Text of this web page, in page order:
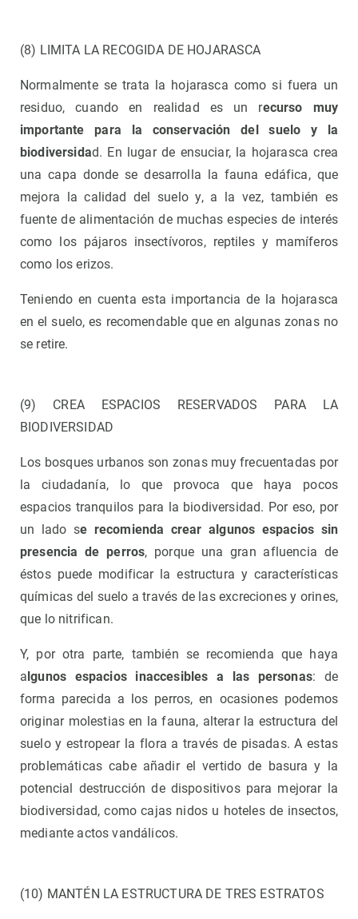
(8) LIMITA LA RECOGIDA DE HOJARASCA
Normalmente se trata la hojarasca como si fuera un
residuo, cuando en realidad es un recurso muy
importante para la conservación del suelo y la
biodiversidad. En lugar de ensuciar, la hojarasca crea
una capa donde se desarrolla la fauna edáfica, que
mejora la calidad del suelo y, a la vez, también es
fuente de alimentación de muchas especies de interés
como los pájaros insectívoros, reptiles y mamíferos
como los erizos.
Teniendo en cuenta esta importancia de la hojarasca
en el suelo, es recomendable que en algunas zonas no
se retire.
(9) CREA ESPACIOS RESERVADOS PARA LA
BIODIVERSIDAD
Los bosques urbanos son zonas muy frecuentadas por
la ciudadanía, lo que provoca que haya pocos
espacios tranquilos para la biodiversidad. Por eso, por
un lado se recomienda crear algunos espacios sin
presencia de perros, porque una gran afluencia de
éstos puede modificar la estructura y características
químicas del suelo a través de las excreciones y orines,
que lo nitrifican.
Y, por otra parte, también se recomienda que haya
algunos espacios inaccesibles a las personas: de
forma parecida a los perros, en ocasiones podemos
originar molestias en la fauna, alterar la estructura del
suelo y estropear la flora a través de pisadas. A estas
problemáticas cabe añadir el vertido de basura y la
potencial destrucción de dispositivos para mejorar la
biodiversidad, como cajas nidos u hoteles de insectos,
mediante actos vandálicos.
(10) MANTÉN LA ESTRUCTURA DE TRES ESTRATOS